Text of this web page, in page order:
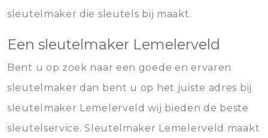
sleutelmaker die sleutels bij maakt.
Een sleutelmaker Lemelerveld
Bent u op zoek naar een goede en ervaren
sleutelmaker dan bent u op het juiste adres bij
sleutelmaker Lemelerveld wij bieden de beste
sleutelservice. Sleutelmaker Lemelerveld maakt